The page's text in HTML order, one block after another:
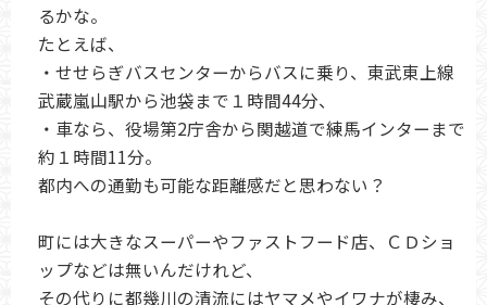
るかな。
たとえば、
・せせらぎバスセンターからバスに乗り、東武東上線
武蔵嵐山駅から池袋まで１時間44分、
・車なら、役場第2庁舎から関越道で練馬インターまで
約１時間11分。
都内への通勤も可能な距離感だと思わない？
町には大きなスーパーやファストフード店、ＣＤショ
ップなどは無いんだけれど、
その代りに都幾川の清流にはヤマメやイワナが棲み、